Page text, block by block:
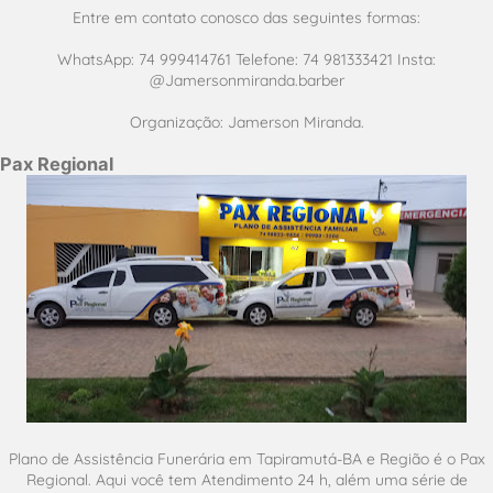
Entre em contato conosco das seguintes formas:
WhatsApp: 74 999414761 Telefone: 74 981333421 Insta:
@Jamersonmiranda.barber
Organização: Jamerson Miranda.
Pax Regional
Plano de Assistência Funerária em Tapiramutá-BA e Região é o Pax
Regional. Aqui você tem Atendimento 24 h, além uma série de